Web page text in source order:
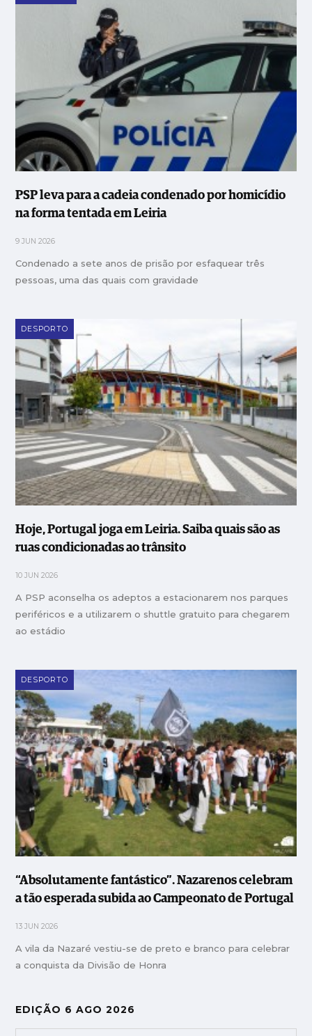
PSP leva para a cadeia condenado por homicídio
na forma tentada em Leiria
9 JUN 2026
Condenado a sete anos de prisão por esfaquear três
pessoas, uma das quais com gravidade
DESPORTO
Hoje, Portugal joga em Leiria. Saiba quais são as
ruas condicionadas ao trânsito
10 JUN 2026
A PSP aconselha os adeptos a estacionarem nos parques
periféricos e a utilizarem o shuttle gratuito para chegarem
ao estádio
DESPORTO
“Absolutamente fantástico”. Nazarenos celebram
a tão esperada subida ao Campeonato de Portugal
13 JUN 2026
A vila da Nazaré vestiu-se de preto e branco para celebrar
a conquista da Divisão de Honra
EDIÇÃO 6 AGO 2026